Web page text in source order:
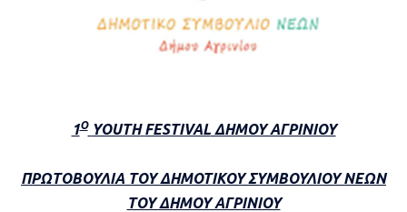
1Ο YOUTH FESTIVALΔΗΜΟΥ ΑΓΡΙΝΙΟΥ
ΠΡΩΤΟΒΟΥΛΙΑ ΤΟΥ ΔΗΜΟΤΙΚΟΥ ΣΥΜΒΟΥΛΙΟΥ ΝΕΩΝ
ΤΟΥ ΔΗΜΟΥ ΑΓΡΙΝΙΟΥ